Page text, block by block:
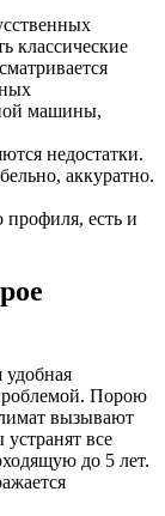
классические
машины,
недостатки.
аккуратно.
профиля, есть и
удобная
Порою
вызывают
все
до 5 лет.